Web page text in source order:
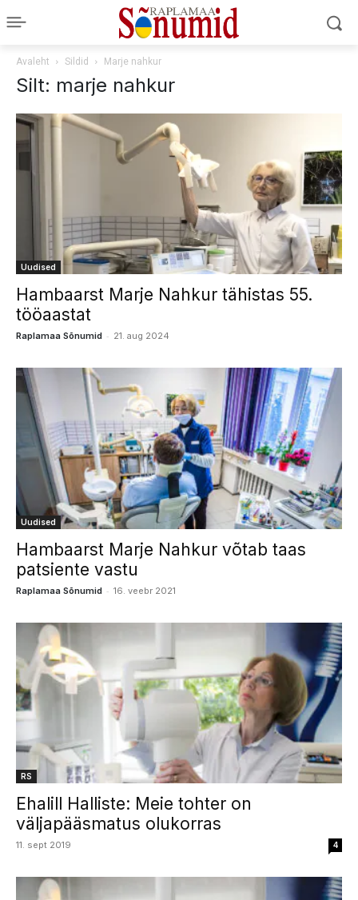
Avaleht Sildid Marje nahkur
Silt: marje nahkur
Uudised
Hambaarst Marje Nahkur tähistas 55.
tööaastat
Raplamaa Sõnumid - 21. aug 2024
Uudised
Hambaarst Marje Nahkur võtab taas
patsiente vastu
Raplamaa Sõnumid - 16. veebr 2021
RS
Ehalill Halliste: Meie tohter on
väljapääsmatus olukorras
11. sept 2019 4